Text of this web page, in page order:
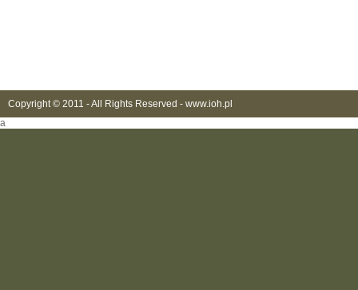
Copyright © 2011 - All Rights Reserved - www.ioh.pl
a